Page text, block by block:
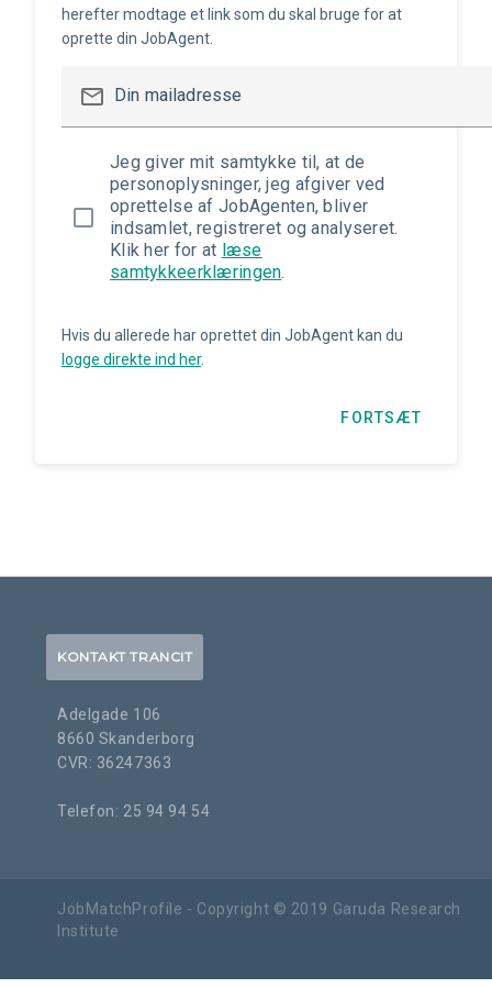
herefter modtage et link som du skal bruge for at
oprette din JobAgent.
mail_outline Din mailadresse
Jeg giver mit samtykke til, at de
personoplysninger, jeg afgiver ved
oprettelse af JobAgenten, bliver
indsamlet, registreret og analyseret.
Klik her for at læse
samtykkeerklæringen.
Hvis du allerede har oprettet din JobAgent kan du
logge direkte ind her.
FORTSÆT
KONTAKT TRANCIT
Adelgade 106
8660 Skanderborg
CVR: 36247363
Telefon: 25 94 94 54
JobMatchProfile - Copyright © 2019 Garuda Research
Institute